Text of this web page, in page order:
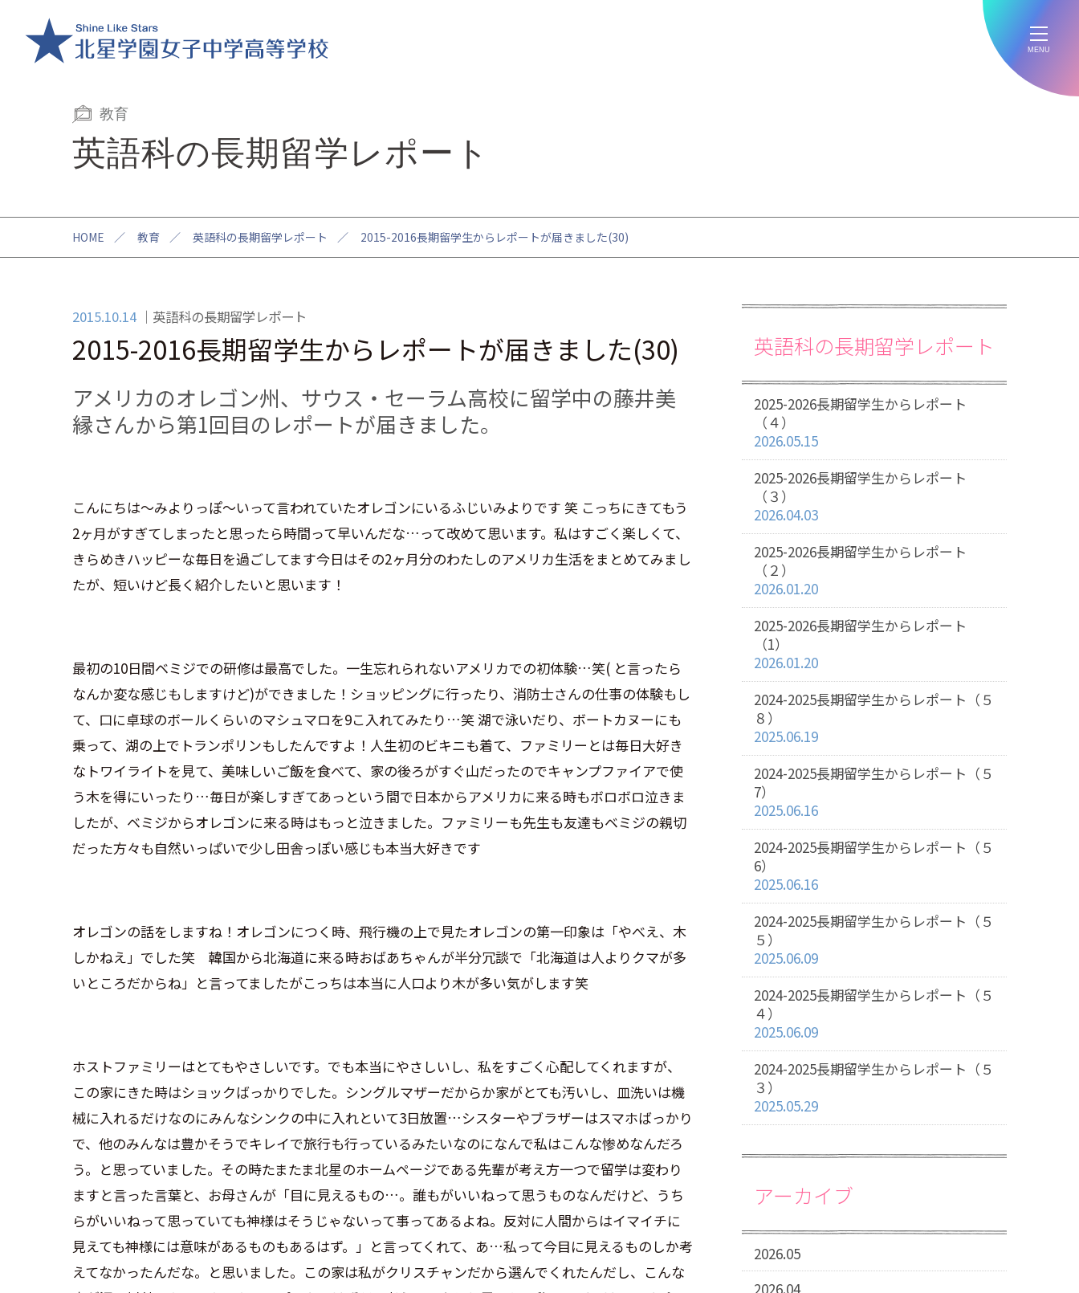
MENU
教育
英語科の長期留学レポート
HOME ／ 教育 ／ 英語科の長期留学レポート ／ 2015-2016長期留学生からレポートが届きました(30)
2015.10.14 英語科の長期留学レポート
2015-2016長期留学生からレポートが届きました(30)
アメリカのオレゴン州、サウス・セーラム高校に留学中の藤井美
縁さんから第1回目のレポートが届きました。
こんにちは〜みよりっぽ〜いって言われていたオレゴンにいるふじいみよりです 笑 こっちにきてもう
2ヶ月がすぎてしまったと思ったら時間って早いんだな…って改めて思います。私はすごく楽しくて、
きらめきハッピーな毎日を過ごしてます︎今日はその2ヶ月分のわたしのアメリカ生活をまとめてみまし
たが、短いけど長く紹介したいと思います！
最初の10日間ベミジでの研修は最高でした。一生忘れられないアメリカでの初体験…笑( と言ったら
なんか変な感じもしますけど)ができました！ショッピングに行ったり、消防士さんの仕事の体験もし
て、口に卓球のボールくらいのマシュマロを9こ入れてみたり…笑 湖で泳いだり、ボートカヌーにも
乗って、湖の上でトランポリンもしたんですよ！人生初のビキニも着て、ファミリーとは毎日大好き
なトワイライトを見て、美味しいご飯を食べて、家の後ろがすぐ山だったのでキャンプファイアで使
う木を得にいったり…毎日が楽しすぎてあっという間で日本からアメリカに来る時もボロボロ泣きま
したが、ベミジからオレゴンに来る時はもっと泣きました。ファミリーも先生も友達もベミジの親切
だった方々も自然いっぱいで少し田舎っぽい感じも本当大好きです︎
オレゴンの話をしますね！オレゴンにつく時、飛行機の上で見たオレゴンの第一印象は「やべえ、木
しかねえ」でした笑 韓国から北海道に来る時おばあちゃんが半分冗談で「北海道は人よりクマが多
いところだからね」と言ってましたがこっちは本当に人口より木が多い気がします笑
ホストファミリーはとてもやさしいです。でも本当にやさしいし、私をすごく心配してくれますが、
この家にきた時はショックばっかりでした。シングルマザーだからか家がとても汚いし、皿洗いは機
械に入れるだけなのにみんなシンクの中に入れといて3日放置…シスターやブラザーはスマホばっかり
で、他のみんなは豊かそうでキレイで旅行も行っているみたいなのになんで私はこんな惨めなんだろ
う。と思っていました。その時たまたま北星のホームページである先輩が考え方一つで留学は変わり
ますと言った言葉と、お母さんが「目に見えるもの…。誰もがいいねって思うものなんだけど、うち
らがいいねって思っていても神様はそうじゃないって事ってあるよね。反対に人間からはイマイチに
見えても神様には意味があるものもあるはず。」と言ってくれて、あ…私って今目に見えるものしか考
えてなかったんだな。と思いました。この家は私がクリスチャンだから選んでくれたんだし、こんな
英語科の長期留学レポート
2025-2026長期留学生からレポート
（４）
2026.05.15
2025-2026長期留学生からレポート
（３）
2026.04.03
2025-2026長期留学生からレポート
（２）
2026.01.20
2025-2026長期留学生からレポート
（1）
2026.01.20
2024-2025長期留学生からレポート（５
８）
2025.06.19
2024-2025長期留学生からレポート（５
7）
2025.06.16
2024-2025長期留学生からレポート（５
6）
2025.06.16
2024-2025長期留学生からレポート（５
５）
2025.06.09
2024-2025長期留学生からレポート（５
４）
2025.06.09
2024-2025長期留学生からレポート（５
３）
2025.05.29
アーカイブ
2026.05
2026.04